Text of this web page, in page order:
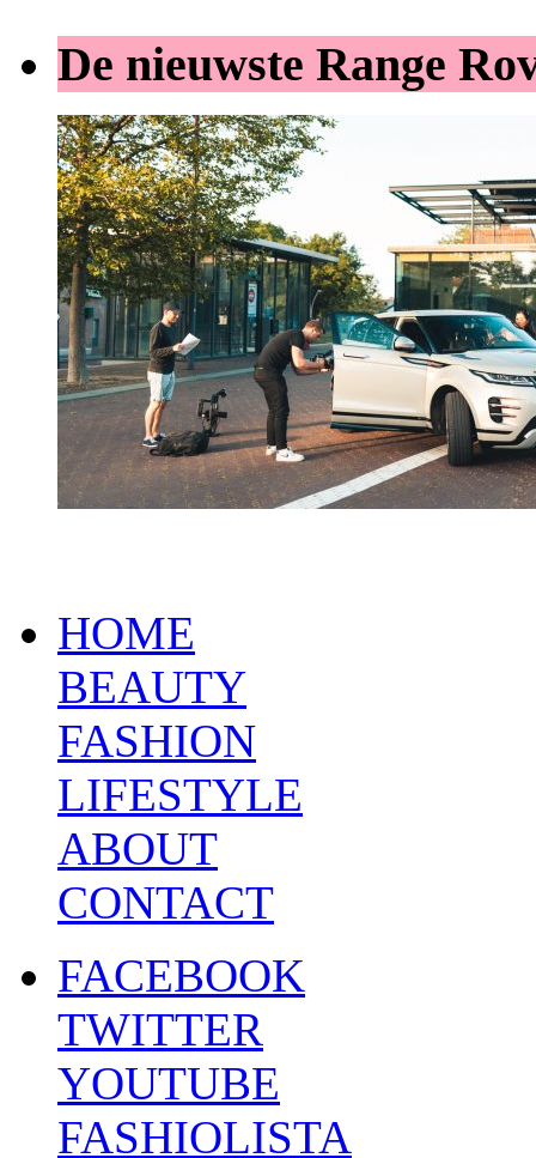
De nieuwste Range
HOME
BEAUTY
FASHION
LIFESTYLE
ABOUT
CONTACT
FACEBOOK
TWITTER
YOUTUBE
FASHIOLISTA